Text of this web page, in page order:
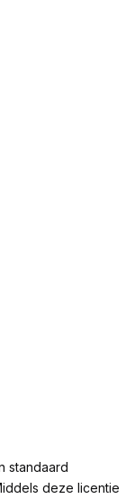
standaard
deze licentie